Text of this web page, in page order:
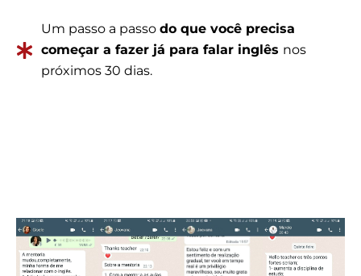
Um passo a passodo que você precisa
começar a fazer já para falar inglês nos
próximos 30 dias.